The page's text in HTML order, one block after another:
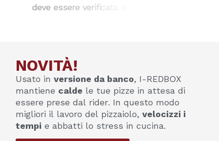
deve esser e verific
NOVITÀ!
Usato in versione da banco, I-REDBOX
mantiene calde le tue pizze in attesa di
essere prese dal rider. In questo modo
migliori il lavoro del pizzaiolo, velocizzi i
tempi e abbatti lo stress in cucina.